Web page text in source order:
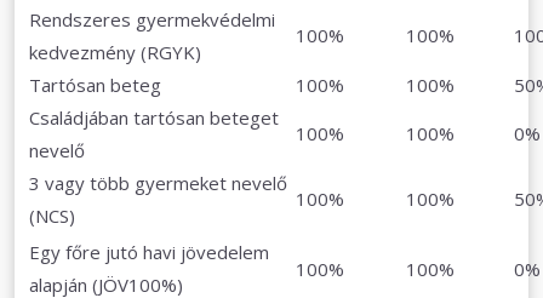
Rendszeres gyermekvédelmi
kedvezmény (RGYK)
100% 100%
Tartósan beteg 100% 100%
Családjában tartósan beteget
nevelő
100% 100% 0%
3 vagy több gyermeket nevelő
(NCS)
100% 100%
Egy főre jutó havi jövedelem
alapján (JÖV100%)
100% 100% 0%